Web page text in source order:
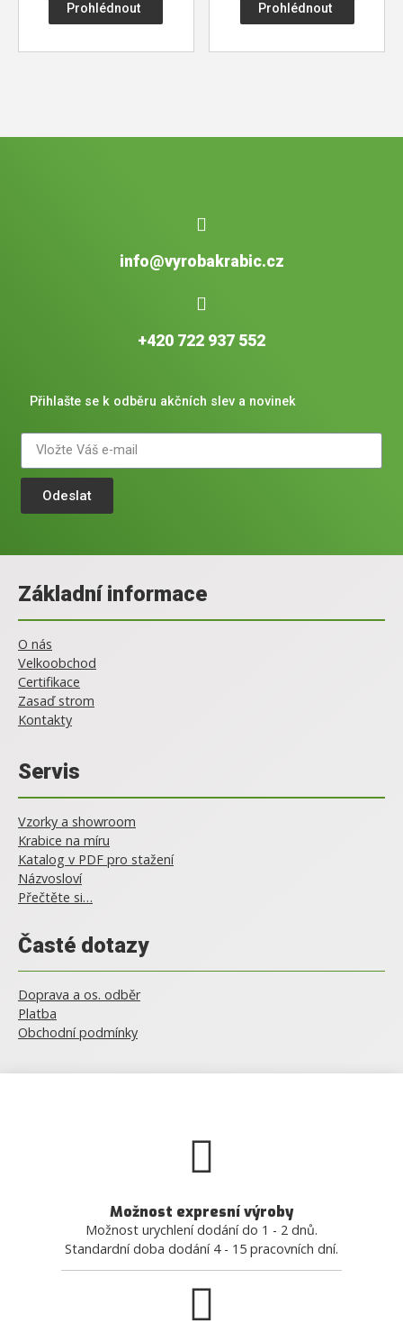
Prohlédnout Prohlédnout
info@vyrobakrabic.cz
+420 722 937 552
Přihlašte se k odběru akčních slev a novinek
Odeslat
Základní informace
O nás
Velkoobchod
Certifikace
Zasaď strom
Kontakty
Servis
Vzorky a showroom
Krabice na míru
Katalog v PDF pro stažení
Názvosloví
Přečtěte si…
Časté dotazy
Doprava a os. odběr
Platba
Obchodní podmínky
Možnost expresní výroby
Možnost urychlení dodání do 1 - 2 dnů.
Standardní doba dodání 4 - 15 pracovních dní.